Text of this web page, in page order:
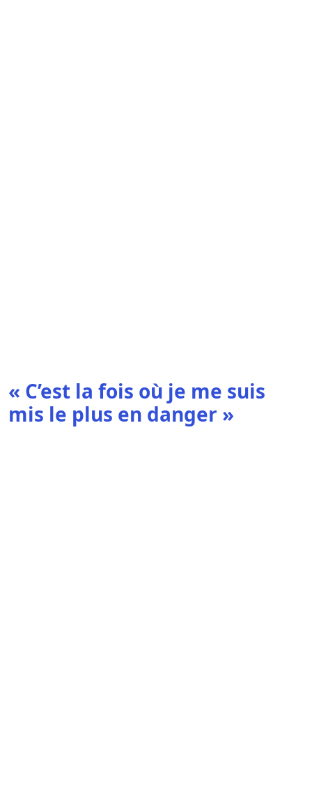
« C’est la fois où je me suis
mis le plus en danger »